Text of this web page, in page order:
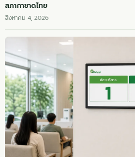
สภากาชาดไทย
สิงหาคม 4, 2026